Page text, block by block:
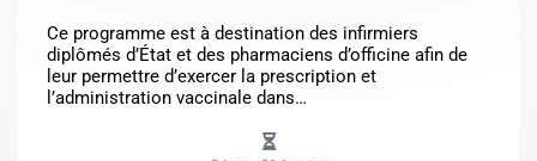
Ce programme est à destination des infirmiers
diplômés d’État et des pharmaciens d’officine afin de
leur permettre d’exercer la prescription et
l’administration vaccinale dans…